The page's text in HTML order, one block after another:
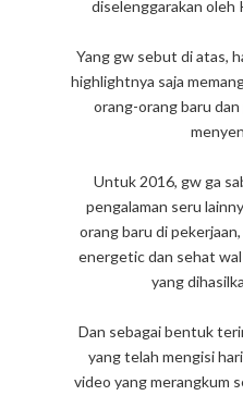
diselenggarakan oleh
Yang gw sebut di atas,
highlightnya saja
orang-orang baru
Untuk 2016, gw ga
pengalaman seru
orang baru di
energetic dan sehat
yang
Dan sebagai bentuk
yang telah mengisi
video yang merangkum